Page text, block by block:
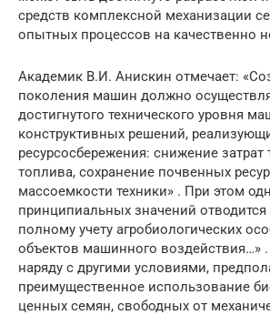
средств комплексной механизации
опытных процессов на качественно
Академик В.И. Анискин отмечает:
поколения машин должно
достигнутого технического уровня
конструктивных решений,
ресурсосбережения: снижение затрат
топлива, сохранение почвенных
массоемкости техники» . При этом
принципиальных значений
полному учету агробиологических
объектов машинного воздействия…»
наряду с другими условиями,
преимущественное использование
ценных семян, свободных от